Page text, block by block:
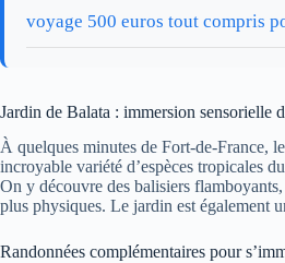
voyage 500 euros tout compris
Jardin de Balata : immersion sensorielle
À quelques minutes de Fort-de-France,
incroyable variété d’espèces tropicales
On y découvre des balisiers
plus physiques. Le jardin est également
Randonnées complémentaires pour